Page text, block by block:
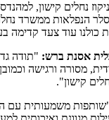
נחלים קישון,
הנפלאות ממשרד
כולנו עוד צעד קדימה
אסנת ברש: "תודה
מסורה ורגישה
קישון".
משמעותית עם